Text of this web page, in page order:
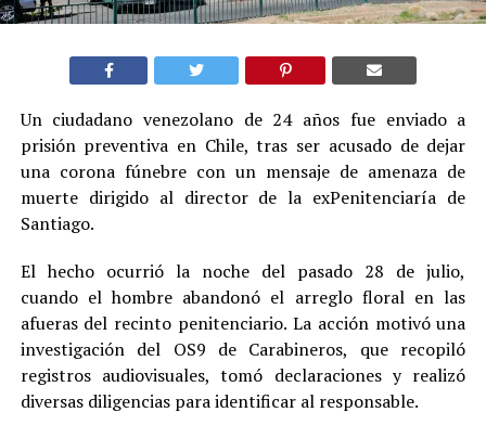
Un ciudadano venezolano de 24 años fue enviado a
prisión preventiva en Chile, tras ser acusado de dejar
una corona fúnebre con un mensaje de amenaza de
muerte dirigido al director de la exPenitenciaría de
Santiago.
El hecho ocurrió la noche del pasado 28 de julio,
cuando el hombre abandonó el arreglo floral en las
afueras del recinto penitenciario. La acción motivó una
investigación del OS9 de Carabineros, que recopiló
registros audiovisuales, tomó declaraciones y realizó
diversas diligencias para identificar al responsable.